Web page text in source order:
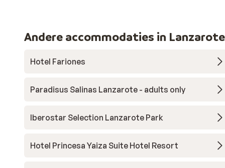
Andere accommodaties in Lanzarote
Hotel Fariones
Paradisus Salinas Lanzarote - adults only
Iberostar Selection Lanzarote Park
Hotel Princesa Yaiza Suite Hotel Resort